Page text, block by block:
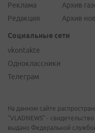
Реклама
Редакция
Архив
Архив
Социальные сети
vkontakte
Одноклассники
Телеграм
На данном сайте
"VLADNEWS" -
выдано Федеральной